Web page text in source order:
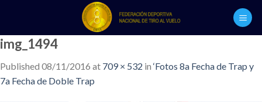
content
img_1494
Published 08/11/2016 at 709 × 532 in ‘Fotos 8a Fecha de Trap y
7a Fecha de Doble Trap